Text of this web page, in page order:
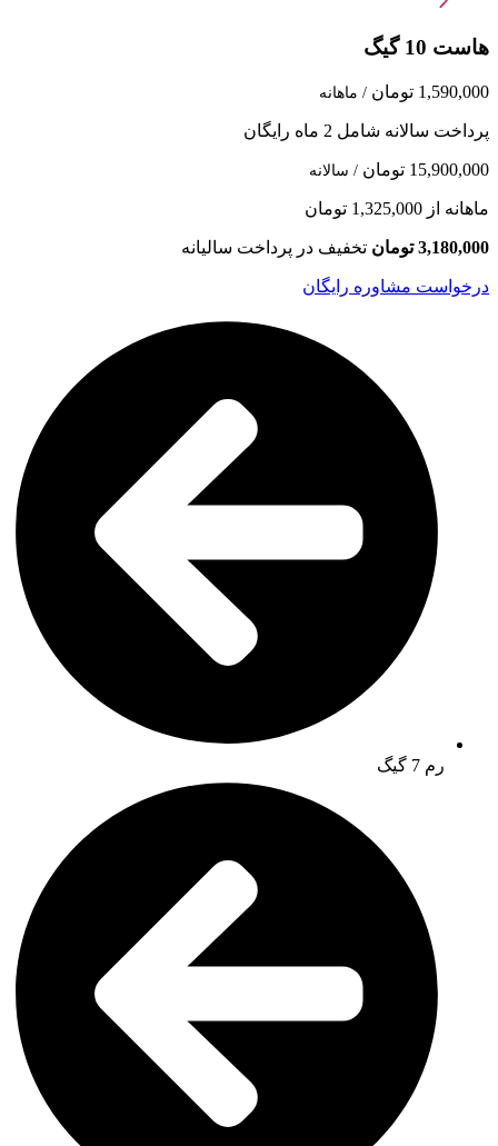
هاست 10 گیگ
1,590,000 تومان / ماهانه
پرداخت سالانه شامل 2 ماه رایگان
15,900,000 تومان / سالانه
ماهانه از 1,325,000 تومان
3,180,000 تومان تخفیف در پرداخت سالیانه
درخواست مشاوره رایگان
رم 7 گیگ